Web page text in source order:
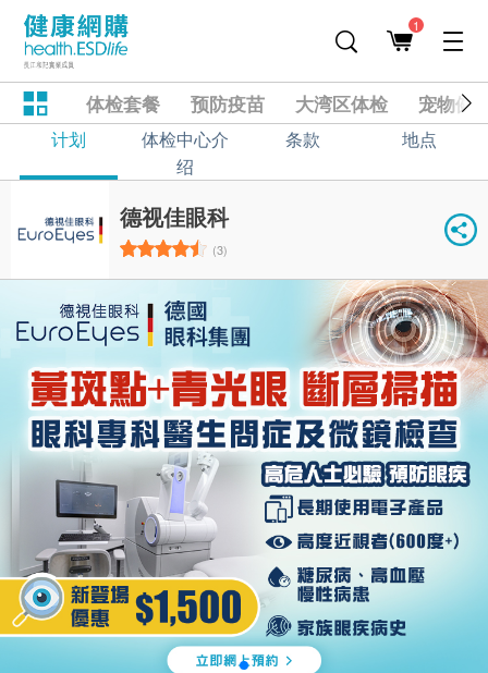
1
体检套餐 预防疫苗 大湾区体检 宠物健
计划
体检中心介
绍
条款 地点
德视佳眼科
(3)